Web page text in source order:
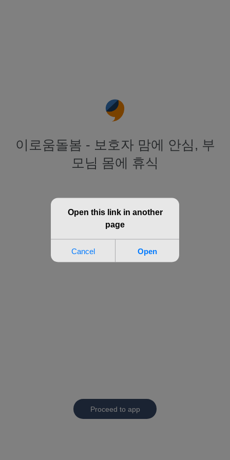
이로움돌봄 - 보호자 맘에 안심, 부
모님 몸에 휴식
Proceed to app